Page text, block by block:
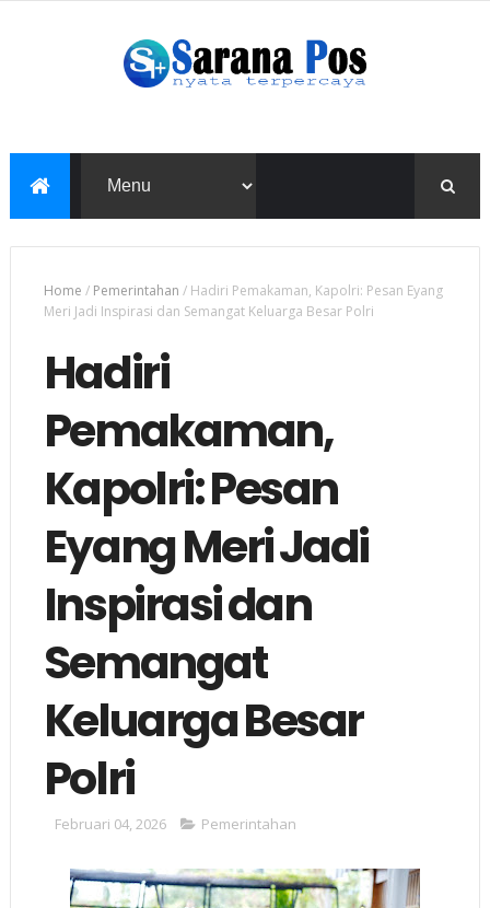
Home / Pemerintahan / Hadiri Pemakaman, Kapolri: Pesan Eyang
Meri Jadi Inspirasi dan Semangat Keluarga Besar Polri
Hadiri
Pemakaman,
Kapolri: Pesan
Eyang Meri Jadi
Inspirasi dan
Semangat
Keluarga Besar
Polri
Februari 04, 2026 Pemerintahan